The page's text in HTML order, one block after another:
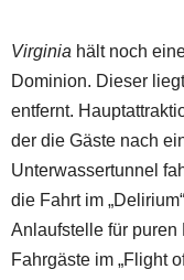
Virginia hält noch
Dominion. Dieser
entfernt.
der die Gäste nach
Unterwassertunnel
die Fahrt im
Anlaufstelle für
Fahrgäste im „Flight